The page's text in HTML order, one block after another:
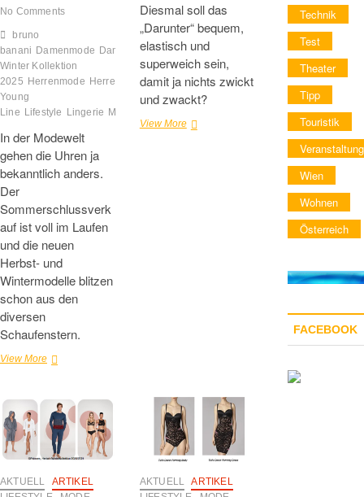
No Comments
bruno
banani Damenmode Damenunterwäsche Herbst-
Winter Kollektion
2025 Herrenmode Herrenunterwäsche Kollektion
Young
Line Lifestyle Lingerie Mode
In der Modewelt
gehen die Uhren ja
bekanntlich anders.
Der
Sommerschlussverk
auf ist voll im Laufen
und die neuen
Herbst- und
Wintermodelle blitzen
schon aus den
diversen
Schaufenstern.
View More„Young
neue
Herbst/Winter
Kollektion
2025
von
bruno
banani
Diesmal soll das
„Darunter“ bequem,
elastisch und
superweich sein,
damit ja nichts zwickt
und zwackt?
View MoreInvisible
AKTUELL
ARTIKEL
AKTUELL
ARTIKEL
Technik
Test
Theater
Tipp
Touristik
Veranstaltung
Wien
Wohnen
Österreich
FACEBOOK